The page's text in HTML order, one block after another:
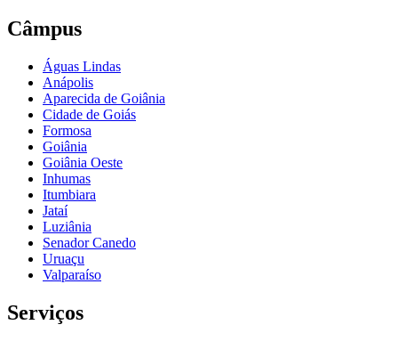
Câmpus
Águas Lindas
Anápolis
Aparecida de Goiânia
Cidade de Goiás
Formosa
Goiânia
Goiânia Oeste
Inhumas
Itumbiara
Jataí
Luziânia
Senador Canedo
Uruaçu
Valparaíso
Serviços